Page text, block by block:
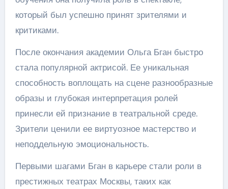
который был успешно принят зрителями и
критиками.
После окончания академии Ольга Бган быстро
стала популярной актрисой. Ее уникальная
способность воплощать на сцене разнообразные
образы и глубокая интерпретация ролей
принесли ей признание в театральной среде.
Зрители ценили ее виртуозное мастерство и
неподдельную эмоциональность.
Первыми шагами Бган в карьере стали роли в
престижных театрах Москвы, таких как